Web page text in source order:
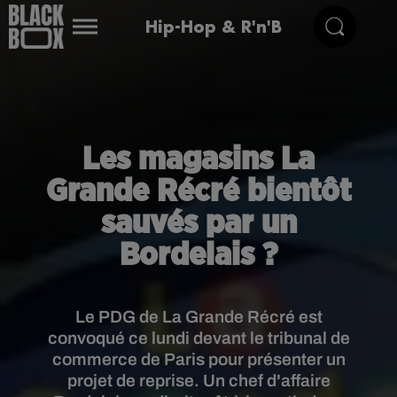
Hip-Hop & R'n'B
Les magasins La
Grande Récré bientôt
sauvés par un
Bordelais ?
Le PDG de La Grande Récré est
convoqué ce lundi devant le tribunal de
commerce de Paris pour présenter un
projet de reprise. Un chef d'affaire